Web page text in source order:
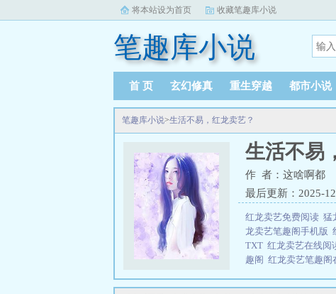
将本站设为首页 收藏笔趣库小说
笔趣库小说
首 页 玄幻修真 重生穿越 都市小说
笔趣库小说>生活不易，红龙卖艺？
生活不易
作 者：这啥啊都
最后更新：2025-
红龙卖艺免费阅读 猛
龙卖艺笔趣阁手机版
TXT 红龙卖艺在线阅
趣阁 红龙卖艺笔趣阁
读红龙卖艺电子书